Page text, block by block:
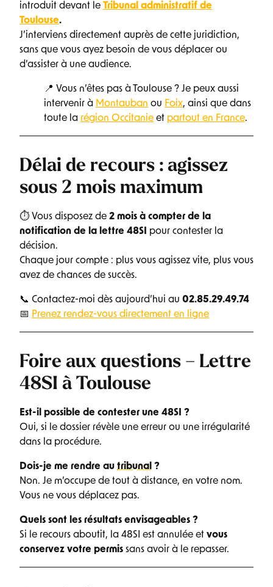
introduit devant le Tribunal administratif de
Toulouse.
J’interviens directement auprès de cette juridiction,
sans que vous ayez besoin de vous déplacer ou
d’assister à une audience.
📍 Vous n’êtes pas à Toulouse ? Je peux aussi
intervenir à Montauban ou Foix, ainsi que dans
toute la région Occitanie et partout en France.
Délai de recours : agissez
sous 2 mois maximum
⏱ Vous disposez de 2 mois à compter de la
notification de la lettre 48SI
pour contester la
décision.
Chaque jour compte : plus vous agissez vite, plus vous
avez de chances de succès.
📞 Contactez-moi dès aujourd’hui au 02.85.29.49.74
📅
Prenez rendez-vous directement en ligne
Foire aux questions – Lettre
48SI à Toulouse
Est-il possible de contester une 48SI ?
Oui, si le dossier révèle une erreur ou une irrégularité
dans la procédure.
Dois-je me rendre au tribunal ?
Non. Je m’occupe de tout à distance, en votre nom.
Vous ne vous déplacez pas.
Quels sont les résultats envisageables ?
Si le recours aboutit, la 48SI est annulée et vous
conservez votre permis sans avoir à le repasser.